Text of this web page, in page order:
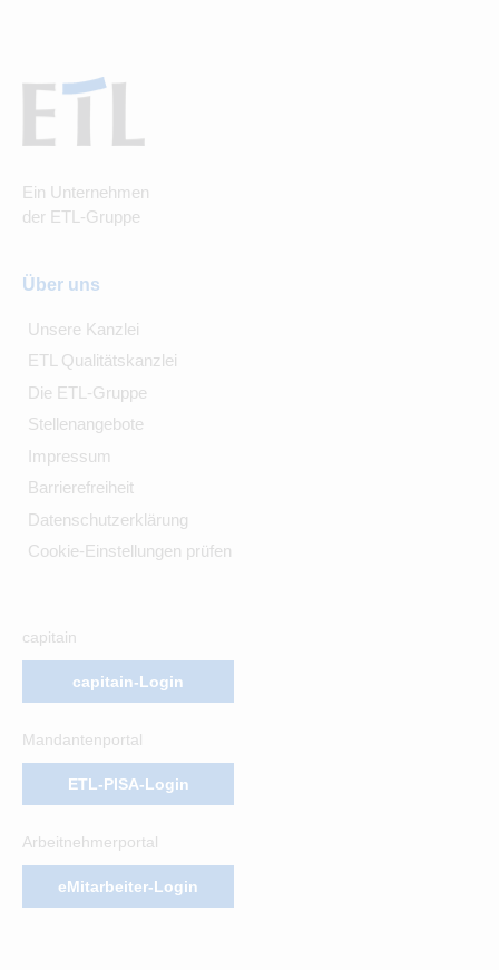
Ein Unternehmen
der ETL-Gruppe
Über uns
Unsere Kanzlei
ETL Qualitätskanzlei
Die ETL-Gruppe
Stellenangebote
Impressum
Barrierefreiheit
Datenschutzerklärung
Cookie-Einstellungen prüfen
capitain
capitain-Login
Mandantenportal
ETL-PISA-Login
Arbeitnehmerportal
eMitarbeiter-Login